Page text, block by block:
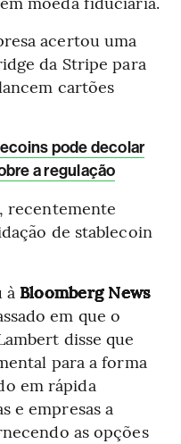
acertou uma
da Stripe para
cartões
pode decolar
a regulação
recentemente
de stablecoin
à Bloomberg News
em que o
disse que
para a forma
em rápida
e empresas a
as opções